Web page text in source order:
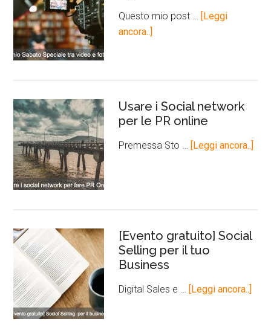
Questo mio post …
[Leggi
ancora..]
Usare i Social network
per le PR online
Premessa Sto … [Leggi ancora..]
[Evento gratuito] Social
Selling per il tuo
Business
Digital Sales e … [Leggi ancora..]